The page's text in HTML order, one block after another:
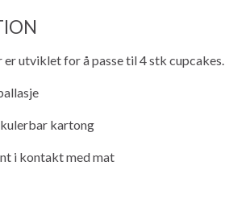
er utviklet for å passe til 4 stk cupcakes.
kartong
i kontakt med mat